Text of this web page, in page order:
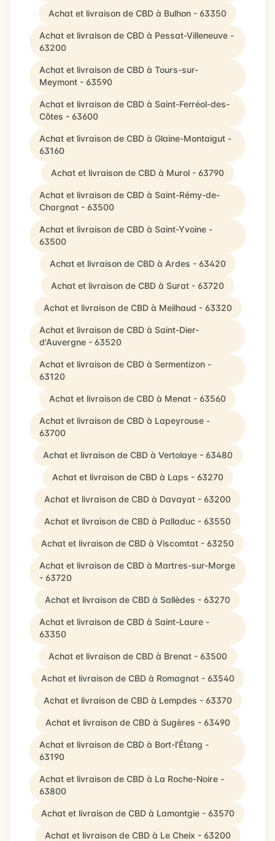
Achat et livraison de CBD à Bulhon - 63350
Achat et livraison de CBD à Pessat-Villeneuve -
63200
Achat et livraison de CBD à Tours-sur-
Meymont - 63590
Achat et livraison de CBD à Saint-Ferréol-des-
Côtes - 63600
Achat et livraison de CBD à Glaine-Montaigut -
63160
Achat et livraison de CBD à Murol - 63790
Achat et livraison de CBD à Saint-Rémy-de-
Chargnat - 63500
Achat et livraison de CBD à Saint-Yvoine -
63500
Achat et livraison de CBD à Ardes - 63420
Achat et livraison de CBD à Surat - 63720
Achat et livraison de CBD à Meilhaud - 63320
Achat et livraison de CBD à Saint-Dier-
d'Auvergne - 63520
Achat et livraison de CBD à Sermentizon -
63120
Achat et livraison de CBD à Menat - 63560
Achat et livraison de CBD à Lapeyrouse -
63700
Achat et livraison de CBD à Vertolaye - 63480
Achat et livraison de CBD à Laps - 63270
Achat et livraison de CBD à Davayat - 63200
Achat et livraison de CBD à Palladuc - 63550
Achat et livraison de CBD à Viscomtat - 63250
Achat et livraison de CBD à Martres-sur-Morge
- 63720
Achat et livraison de CBD à Sallèdes - 63270
Achat et livraison de CBD à Saint-Laure -
63350
Achat et livraison de CBD à Brenat - 63500
Achat et livraison de CBD à Romagnat - 63540
Achat et livraison de CBD à Lempdes - 63370
Achat et livraison de CBD à Sugères - 63490
Achat et livraison de CBD à Bort-l'Étang -
63190
Achat et livraison de CBD à La Roche-Noire -
63800
Achat et livraison de CBD à Lamontgie - 63570
Achat et livraison de CBD à Le Cheix - 63200